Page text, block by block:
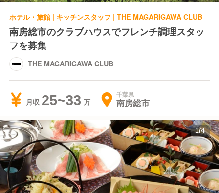
ホテル・旅館 | キッチンスタッフ | THE MAGARIGAWA CLUB
南房総市のクラブハウスでフレンチ調理スタッ
フを募集
THE MAGARIGAWA CLUB
月収 25~33 千葉県
南房総市
1/4